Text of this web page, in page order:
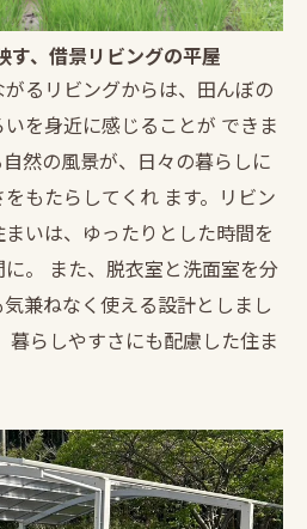
す、借景リビングの平屋
るリビングからは、田んぼの
を身近に感じることが できま
然の風景が、日々の暮らしに
もたらしてくれ ます。リビン
いは、ゆったりとした時間を
。 また、脱衣室と洗面室を分
兼ねなく使える設計としまし
暮らしやすさにも配慮した住ま